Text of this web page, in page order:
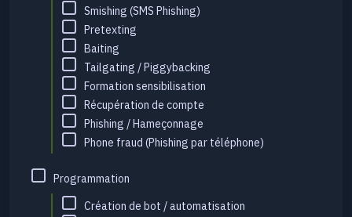
Smishing (SMS Phishing)
Pretexting
Baiting
Tailgating / Piggybacking
Formation sensibilisation
Récupération de compte
Phishing / Hameçonnage
Phone fraud (Phishing par téléphone)
Programmation
Création de bot / automatisation